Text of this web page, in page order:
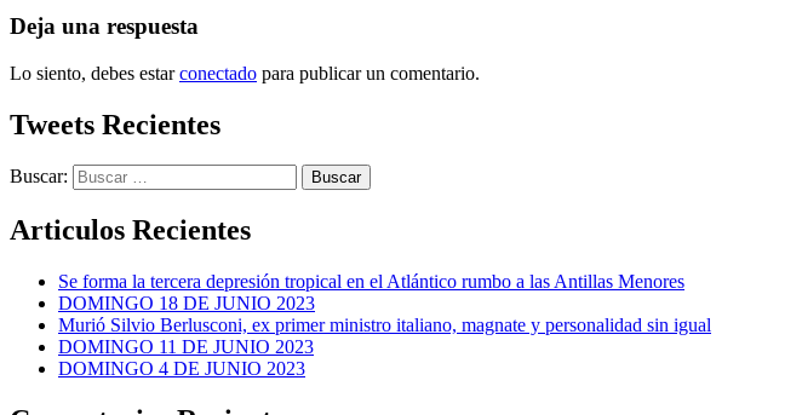
Deja una respuesta
Lo siento, debes estarconectado para publicar un comentario.
Tweets Recientes
Buscar:
Articulos Recientes
Se forma la tercera depresión tropical en el Atlántico rumbo a las Antillas Menores
DOMINGO 18 DE JUNIO 2023
Murió Silvio Berlusconi, ex primer ministro italiano, magnate y personalidad sin igual
DOMINGO 11 DE JUNIO 2023
DOMINGO 4 DE JUNIO 2023